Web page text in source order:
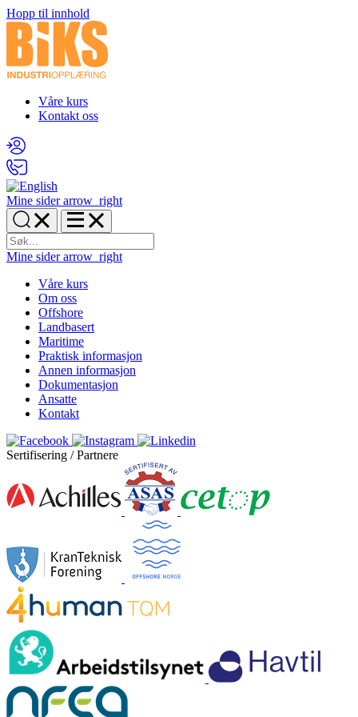
Hopp til innhold
Våre kurs
Kontakt oss
Mine sider arrow_right
Mine sider arrow_right
Våre kurs
Om oss
Offshore
Landbasert
Maritime
Praktisk informasjon
Annen informasjon
Dokumentasjon
Ansatte
Kontakt
Sertifisering / Partnere